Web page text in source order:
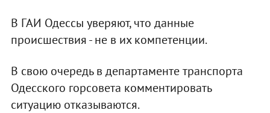
В ГАИ Одессы уверяют, что данные
происшествия - не в их компетенции.
В свою очередь в департаменте транспорта
Одесского горсовета комментировать
ситуацию отказываются.